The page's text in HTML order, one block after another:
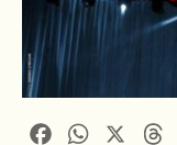
FacebookWhatsApp